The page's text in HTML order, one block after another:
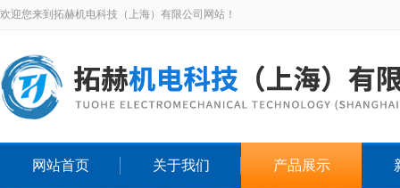
欢迎您来到拓赫机电科技（上海）有限公司网站！
网站首页 关于我们 产品展示